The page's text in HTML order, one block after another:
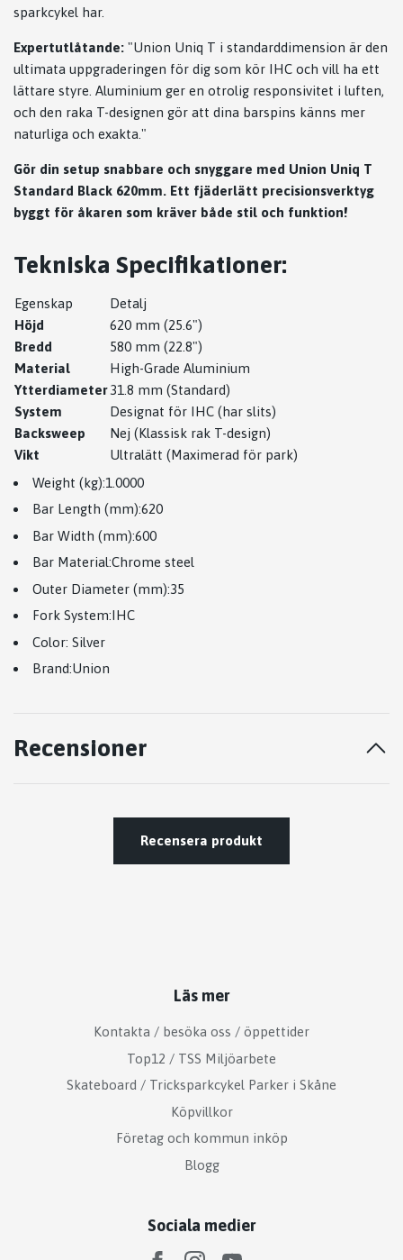
sparkcykel har.
Expertutlåtande: "Union Uniq T i standarddimension är den
ultimata uppgraderingen för dig som kör IHC och vill ha ett
lättare styre. Aluminium ger en otrolig responsivitet i luften,
och den raka T-designen gör att dina barspins känns mer
naturliga och exakta."
Gör din setup snabbare och snyggare med Union Uniq T
Standard Black 620mm. Ett fjäderlätt precisionsverktyg
byggt för åkaren som kräver både stil och funktion!
Tekniska Specifikationer:
Egenskap
Detalj
Höjd
620 mm (25.6")
Bredd
580 mm (22.8")
Material
High-Grade Aluminium
Ytterdiameter31.8 mm (Standard)
System
Designat för IHC (har slits)
Backsweep
Nej (Klassisk rak T-design)
Vikt
Ultralätt (Maximerad för park)
Weight (kg):1.0000
Bar Length (mm):620
Bar Width (mm):600
Bar Material:Chrome steel
Outer Diameter (mm):35
Fork System:IHC
Color: Silver
Brand:Union
Recensioner
Recensera produkt
Läs mer
Kontakta / besöka oss / öppettider
Top12 / TSS Miljöarbete
Skateboard / Tricksparkcykel Parker i Skåne
Köpvillkor
Företag och kommun inköp
Blogg
Sociala medier